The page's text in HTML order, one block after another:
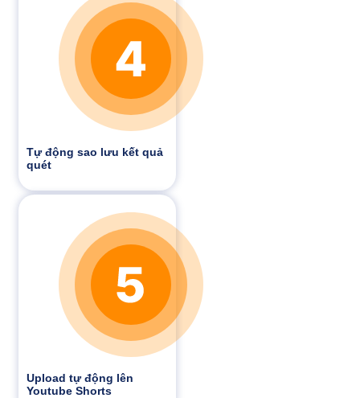
Tự động sao lưu kết quả
quét
Upload tự động lên
Youtube Shorts